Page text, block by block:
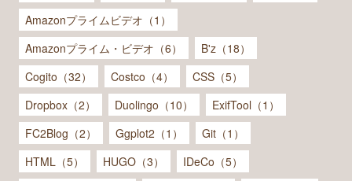
Amazonプライムビデオ（1）
Amazonプライム・ビデオ（6）
B'z（18）
Cogito（32）
Costco（4）
CSS（5）
Dropbox（2）
Duolingo（10）
ExifTool（1）
FC2Blog（2）
Ggplot2（1）
Git（1）
HTML（5）
HUGO（3）
IDeCo（5）